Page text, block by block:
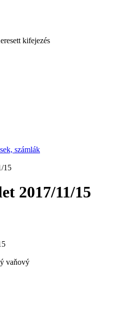
kifejezés
számlák
15
2017/11/15
vaňový